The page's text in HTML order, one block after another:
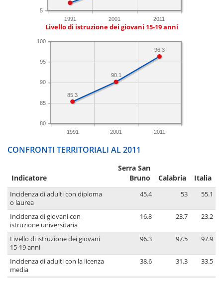
1991 2001 2011
5
Livello di istruzione dei giovani 15-19 anni
1991 2001 2011
80
85
90
95
100
96.3
90.1
85.3
CONFRONTI TERRITORIALI AL 2011
Indicatore
Serra San
Bruno
Calabria Italia
Incidenza di adulti con diploma
o laurea
45.4 53 55.1
Incidenza di giovani con
istruzione universitaria
16.8 23.7 23.2
Livello di istruzione dei giovani
15-19 anni
96.3 97.5 97.9
Incidenza di adulti con la licenza
media
38.6 31.3 33.5